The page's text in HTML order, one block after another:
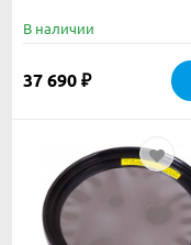
В наличии
37 690 ₽